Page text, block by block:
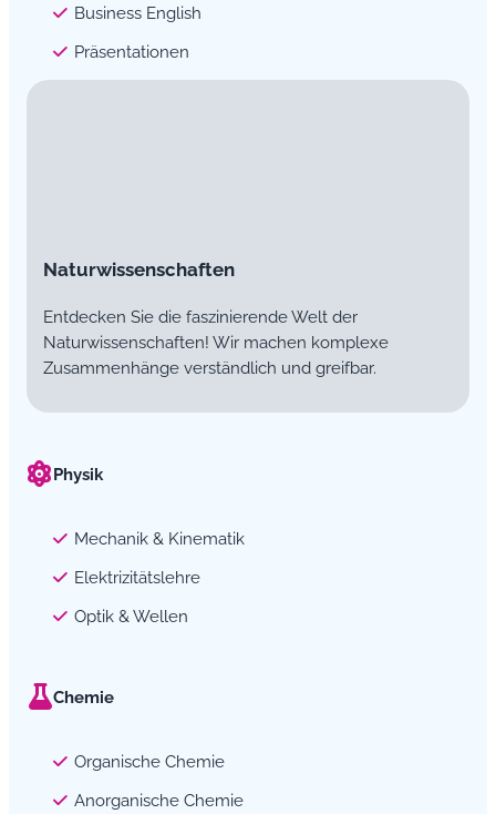
Business English
Präsentationen
Naturwissenschaften
Entdecken Sie die faszinierende Welt der
Naturwissenschaften! Wir machen komplexe
Zusammenhänge verständlich und greifbar.
Physik
Mechanik & Kinematik
Elektrizitätslehre
Optik & Wellen
Chemie
Organische Chemie
Anorganische Chemie